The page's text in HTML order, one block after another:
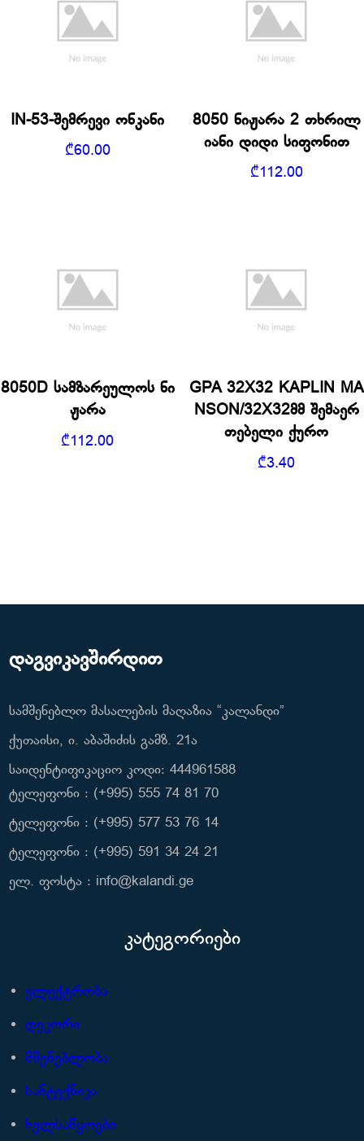
IN-53-შემრევი ონკანი
₾60.00
8050 ნიჟარა 2 თხრილ
იანი დიდი სიფონით
₾112.00
8050D სამზარეულოს ნი
ჟარა
₾112.00
GPA 32X32 KAPLIN MA
NSON/32X32მმ შემაერ
თებელი ქურო
₾3.40
დაგვიკავშირდით
სამშენებლო მასალების მაღაზია “კალანდი”
ქუთაისი, ი. აბაშიძის გამზ. 21ა
საიდენტიფიკაციო კოდი: 444961588
ტელეფონი : (+995) 555 74 81 70
ტელეფონი : (+995) 577 53 76 14
ტელეფონი : (+995) 591 34 24 21
ელ. ფოსტა : info@kalandi.ge
კატეგორიები
ელექტრობა
დეკორი
მშენებლობა
სანტექნიკა
ხელსაწყოები